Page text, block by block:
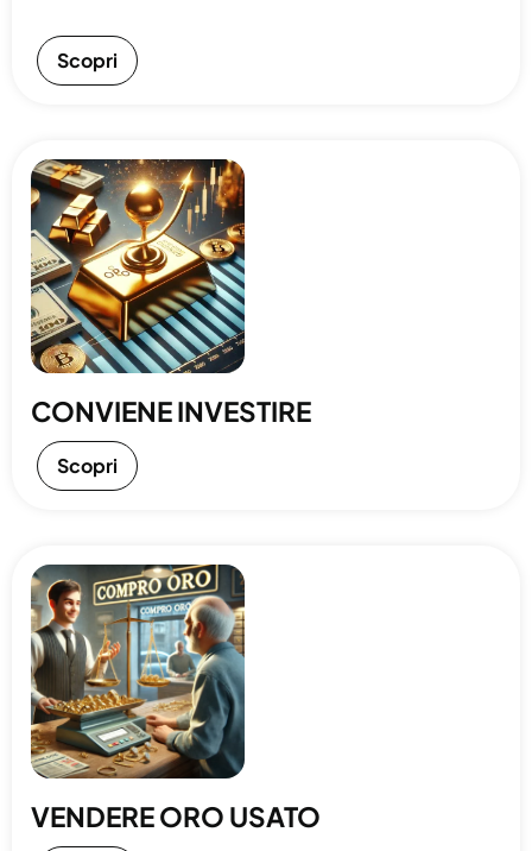
Scopri
CONVIENE INVESTIRE
Scopri
VENDERE ORO USATO